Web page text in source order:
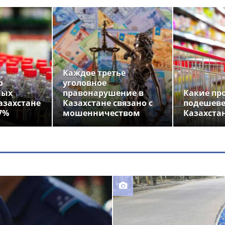
Каждое третье
уголовное
правонарушение в
Казахстане связано с
мошенничеством
Какие